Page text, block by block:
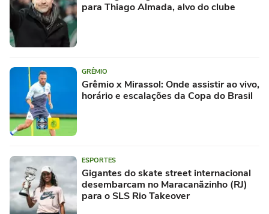
para Thiago Almada, alvo do clube
GRÊMIO
Grêmio x Mirassol: Onde assistir ao vivo,
horário e escalações da Copa do Brasil
ESPORTES
Gigantes do skate street internacional
desembarcam no Maracanãzinho (RJ)
para o SLS Rio Takeover